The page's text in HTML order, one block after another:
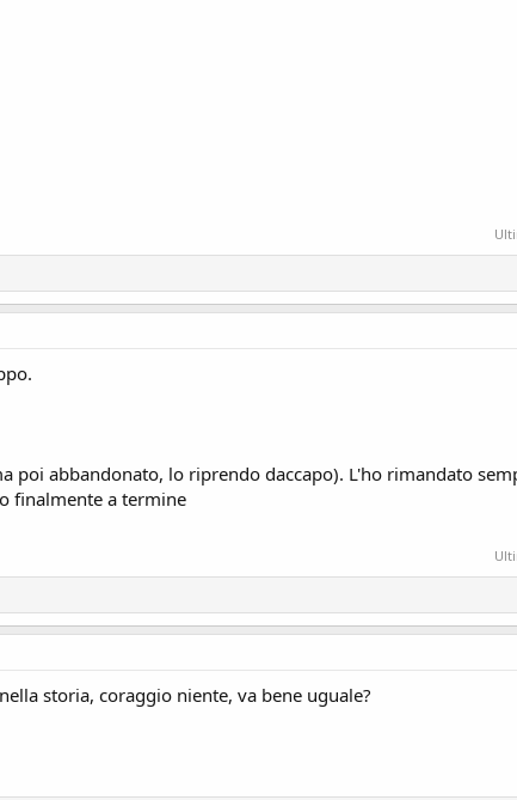
poi abbandonato, lo riprendo daccapo). L'ho rimandato
finalmente a termine
storia, coraggio niente, va bene uguale?